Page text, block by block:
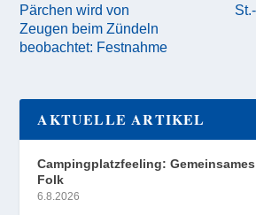
Pärchen wird von
Zeugen beim Zündeln
beobachtet: Festnahme
AKTUELLE ARTIKEL
Campingplatzfeeling:
Folk
6.8.2026